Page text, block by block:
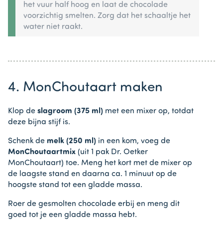
het vuur half hoog en laat de chocolade
voorzichtig smelten. Zorg dat het schaaltje het
water niet raakt.
4. MonChoutaart maken
Klop de slagroom (375 ml) met een mixer op, totdat
deze bijna stijf is.
Schenk de melk (250 ml) in een kom, voeg de
MonChoutaartmix (uit 1 pak Dr. Oetker
MonChoutaart) toe. Meng het kort met de mixer op
de laagste stand en daarna ca. 1 minuut op de
hoogste stand tot een gladde massa.
Roer de gesmolten chocolade erbij en meng dit
goed tot je een gladde massa hebt.